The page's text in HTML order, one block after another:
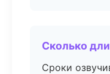
Сколько
Сроки